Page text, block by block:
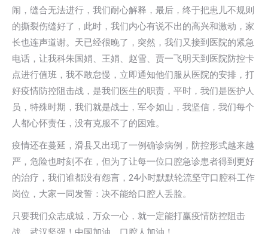
闹，缝合无法进行，我们耐心解释，最后，终于把患儿不规则
的撕裂伤缝好了，此时，我们内心有说不出的高兴和激动，家
长也连声道谢。天已经很晚了，突然，我们又接到医院的紧急
电话，让我科朱国娟、王娟、赵雪、贾一飞明天到医院防控卡
点进行值班，我不敢怠慢，立即通知他们服从医院的安排，打
好疫情防控阻击战，是我们医生的职责，平时，我们是医护人
员，特殊时期，我们就是战士，军令如山，我坚信，我们每个
人都心怀责任，没有克服不了的困难。
疫情还在蔓延，滑县又出现了一例确诊病例，防控形式越来越
严，危险也时刻不在，但为了让每一位口腔急诊患者得到更好
的治疗，我们谁都没有怨言，24小时默默轮流坚守口腔科工作
岗位，大家一同发誓：决不能给口腔人丢脸。
只要我们众志成城，万众一心，就一定能打赢疫情防控阻击